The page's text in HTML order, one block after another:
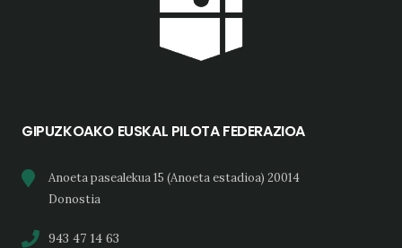
GIPUZKOAKO EUSKAL PILOTA FEDERAZIOA
Anoeta pasealekua 15 (Anoeta estadioa) 20014
Donostia
943 47 14 63